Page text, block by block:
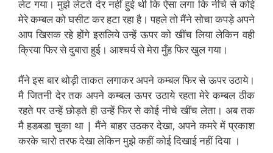
लेट गया। मुझे लेटते देर नहीं हुई थी कि ऐसा लगा कि नीचे से कोई
मेरे कम्बल को घसीट कर हटा रहा है। पहले तो मैंने सोचा कपड़े अपने
आप खिसक रहे होंगे इसलिये उन्हें ऊपर को खींच लिया लेकिन वही
क्रिया फिर से दुबारा हुई। आश्चर्य से मेरा मुँह फिर खुल गया।
मैंने इस बार थोड़ी ताकत लगाकर अपने कम्बल फिर से ऊपर उठाये।
मै जितनी देर तक अपने कम्बल ऊपर उठाये रहता मेरे कम्बल ठीक
रहते पर उन्हें छोड़ते ही उन्हें फिर से कोई नीचे खींच लेता। अब तक
मै हडबडा चुका था | मैंने बाहर उठकर देखा, अपने कमरे में प्रकाश
करके चारो तरफ देखा लेकिन मुझे कहीं कोई दिखाई नहीं दिया ।